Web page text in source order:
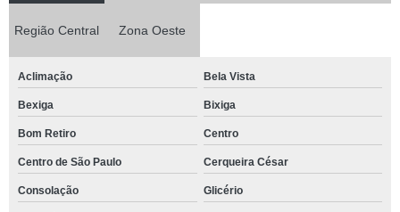
Região Central Zona Oeste
Aclimação Bela Vista
Bexiga Bixiga
Bom Retiro Centro
Centro de São Paulo Cerqueira César
Consolação Glicério